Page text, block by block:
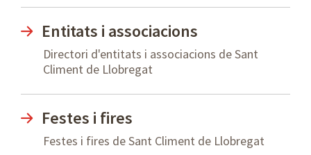
Entitats i associacions
Directori d'entitats i associacions de Sant
Climent de Llobregat
Festes i fires
Festes i fires de Sant Climent de Llobregat